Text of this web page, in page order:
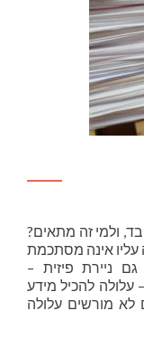
ולמי זה מתאים?
עליו אינה מסתכמת
ניירת פיזית –
עלולה להכיל מידע
לא מורשים עלולה